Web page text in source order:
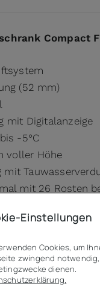
Compact
(52 mm)
mit Digitalanzeige
-5°C
voller Höhe
mit 26 Rosten
Einstellungen
Cookies, um
zwingend
dienen.